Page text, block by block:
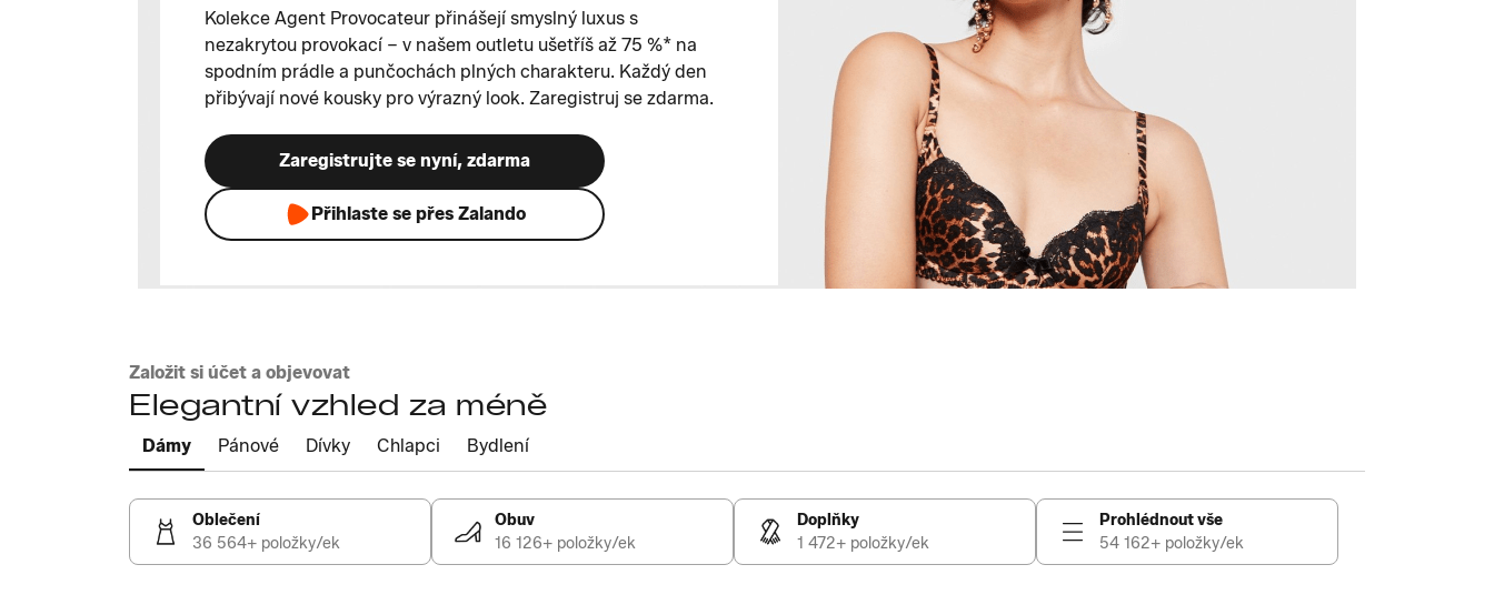
Kolekce Agent Provocateur přinášejí smyslný luxus s
nezakrytou provokací – v našem outletu ušetříš až 75 %* na
spodním prádle a punčochách plných charakteru. Každý den
přibývají nové kousky pro výrazný look. Zaregistruj se zdarma.
Zaregistrujte se nyní, zdarma
Přihlaste se přes Zalando
Založit si účet a objevovat
Elegantní vzhled za méně
Dámy Pánové Dívky Chlapci Bydlení
Oblečení
36 564+ položky/ek
Obuv
16 126+ položky/ek
Doplňky
1 472+ položky/ek
Prohlédnout vše
54 162+ položky/ek